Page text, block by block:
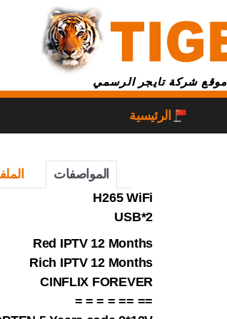
موقع شركة تايجر الرسمي
الرئيسية
المواصفات
H265 WiFi
2*USB
Red IPTV 12 Months
Rich IPTV 12 Months
CINFLIX FOREVER
== == = = = =